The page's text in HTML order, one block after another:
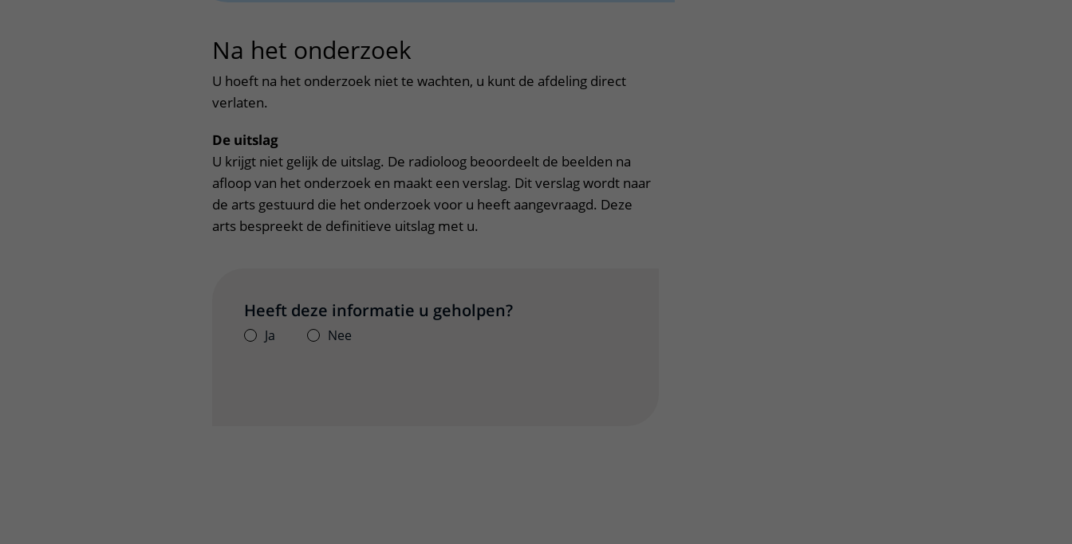
Na het onderzoek
U hoeft na het onderzoek niet te wachten, u kunt de afdeling direct
verlaten.
De uitslag
U krijgt niet gelijk de uitslag. De radioloog beoordeelt de beelden na
afloop van het onderzoek en maakt een verslag. Dit verslag wordt naar
de arts gestuurd die het onderzoek voor u heeft aangevraagd. Deze
arts bespreekt de definitieve uitslag met u.
Heeft deze informatie u geholpen?
Ja Nee